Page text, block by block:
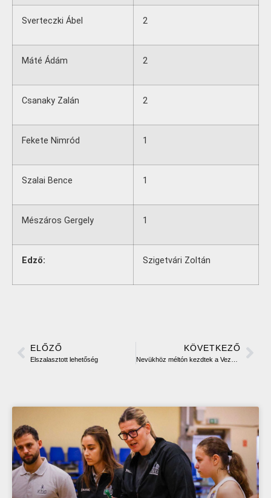
Sverteczki Ábel 2
Máté Ádám 2
Csanaky Zalán 2
Fekete Nimród 1
Szalai Bence 1
Mészáros Gergely 1
Edző: Szigetvári Zoltán
ELŐZŐ
Elszalasztott lehetőség
KÖVETKEZŐ